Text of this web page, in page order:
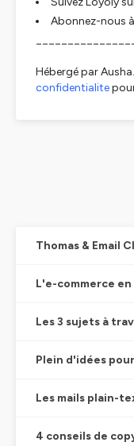
Abonnez-nous
Hébergé par
confidentialite
Thomas & Email
L'e-commerce en
Plein d'idées
4 conseils de